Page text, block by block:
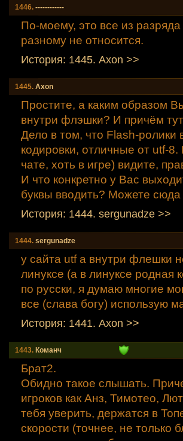
1446. ------------
По-моему, это все из
разному не относится.
История: 1445. Axon >>
1445. Axon
Простите, а каким образом
внутри флэшки? И причём
Дело в том, что Flash-ролики
кодировки, отличные от utf-
чате, хоть в игре) видите,
И что конкретно у Вас
буквы вводить? Можете сюда
История: 1444. sergunadze >>
1444. sergunadze
у сайта utf а внутри флешки
линуксе (а в линуксе родная
по русски, я думаю многие
все (слава богу) использую
История: 1441. Axon >>
1443. Команч
Брат2.
Обидно такое слышать.
игроков как Анз, Тимотео,
тебя уверить, держатся в
скорости (точнее, не только